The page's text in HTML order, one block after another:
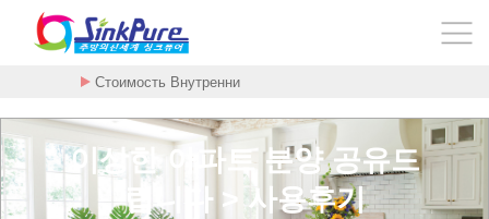
Стоимость Внутренни
이상한 아파트 분양 공유드
립니다 > 사용후기